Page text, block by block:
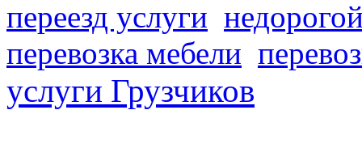
переезд услуги
перевозка мебели
услуги Грузчиков